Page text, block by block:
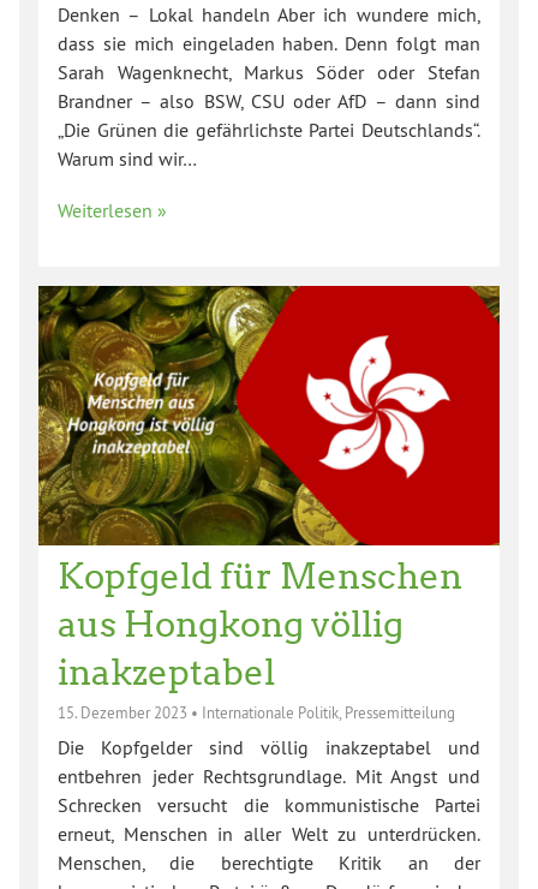
Denken – Lokal handeln Aber ich wundere mich,
dass sie mich eingeladen haben. Denn folgt man
Sarah Wagenknecht, Markus Söder oder Stefan
Brandner – also BSW, CSU oder AfD – dann sind
„Die Grünen die gefährlichste Partei Deutschlands“.
Warum sind wir…
Weiterlesen »
Kopfgeld für Menschen
aus Hongkong völlig
inakzeptabel
15. Dezember 2023 • Internationale Politik, Pressemitteilung
Die Kopfgelder sind völlig inakzeptabel und
entbehren jeder Rechtsgrundlage. Mit Angst und
Schrecken versucht die kommunistische Partei
erneut, Menschen in aller Welt zu unterdrücken.
Menschen, die berechtigte Kritik an der